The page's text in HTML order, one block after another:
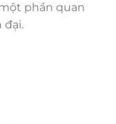
phần quan
đại.